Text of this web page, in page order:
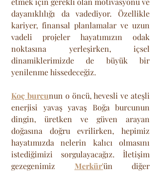
dayanıklılığı da vadediyor. Özellikle
kariyer, finansal planlamalar ve uzun
vadeli projeler hayatımızın odak
noktasına yerleşirken, içsel
dinamiklerimizde de büyük bir
yenilenme hissedeceğiz.
Koç burcunun o öncü, hevesli ve ateşli
enerjisi yavaş yavaş Boğa burcunun
dingin, üretken ve güven arayan
doğasına doğru evrilirken, hepimiz
hayatımızda nelerin kalıcı olmasını
istediğimizi sorgulayacağız. İletişim
gezegenimiz Merkür'ün diğer